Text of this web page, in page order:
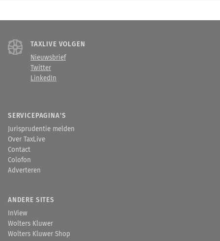
TAXLIVE VOLGEN
Nieuwsbrief
Twitter
LinkedIn
SERVICEPAGINA'S
Jurisprudentie melden
Over TaxLive
Contact
Colofon
Adverteren
ANDERE SITES
InView
Wolters Kluwer
Wolters Kluwer Shop